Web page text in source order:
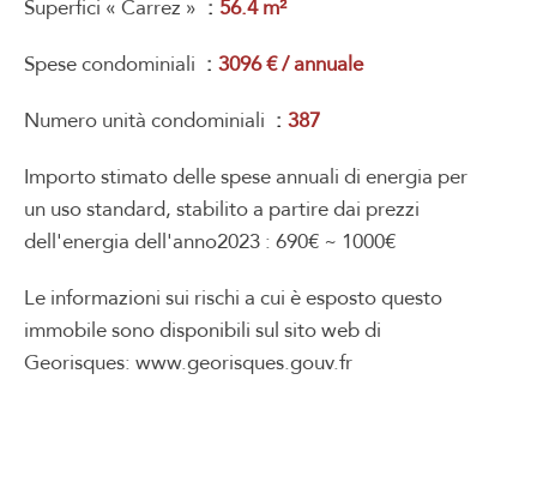
Superfici « Carrez »
56.4 m²
Spese condominiali
3096 € / annuale
Numero unità condominiali
387
Importo stimato delle spese annuali di energia per
un uso standard, stabilito a partire dai prezzi
dell'energia dell'anno2023 : 690€ ~ 1000€
Le informazioni sui rischi a cui è esposto questo
immobile sono disponibili sul sito web di
Georisques: www.georisques.gouv.fr